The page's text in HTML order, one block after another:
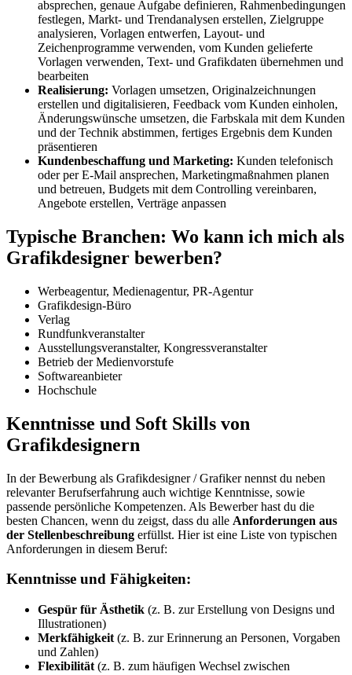
absprechen, genaue Aufgabe definieren, Rahmenbedingungen
festlegen, Markt- und Trendanalysen erstellen, Zielgruppe
analysieren, Vorlagen entwerfen, Layout- und
Zeichenprogramme verwenden, vom Kunden gelieferte
Vorlagen verwenden, Text- und Grafikdaten übernehmen und
bearbeiten
Realisierung: Vorlagen umsetzen, Originalzeichnungen
erstellen und digitalisieren, Feedback vom Kunden einholen,
Änderungswünsche umsetzen, die Farbskala mit dem Kunden
und der Technik abstimmen, fertiges Ergebnis dem Kunden
präsentieren
Kundenbeschaffung und Marketing: Kunden telefonisch
oder per E-Mail ansprechen, Marketingmaßnahmen planen
und betreuen, Budgets mit dem Controlling vereinbaren,
Angebote erstellen, Verträge anpassen
Typische Branchen: Wo kann ich mich als
Grafikdesigner bewerben?
Werbeagentur, Medienagentur, PR-Agentur
Grafikdesign-Büro
Verlag
Rundfunkveranstalter
Ausstellungsveranstalter, Kongressveranstalter
Betrieb der Medienvorstufe
Softwareanbieter
Hochschule
Kenntnisse und Soft Skills von
Grafikdesignern
In der Bewerbung als Grafikdesigner / Grafiker nennst du neben
relevanter Berufserfahrung auch wichtige Kenntnisse, sowie
passende persönliche Kompetenzen. Als Bewerber hast du die
besten Chancen, wenn du zeigst, dass du alle Anforderungen aus
der Stellenbeschreibung erfüllst. Hier ist eine Liste von typischen
Anforderungen in diesem Beruf:
Kenntnisse und Fähigkeiten:
Gespür für Ästhetik (z. B. zur Erstellung von Designs und
Illustrationen)
Merkfähigkeit (z. B. zur Erinnerung an Personen, Vorgaben
und Zahlen)
Flexibilität (z. B. zum häufigen Wechsel zwischen